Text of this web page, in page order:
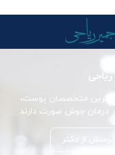
متخصصان پوست،
درمان جوش صورت دارند
پرسش از دکتر